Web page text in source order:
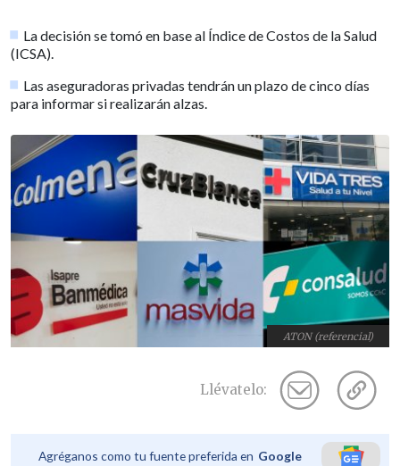
La decisión se tomó en base al Índice de Costos de la Salud
(ICSA).
Las aseguradoras privadas tendrán un plazo de cinco días
para informar si realizarán alzas.
ATON (referencial)
Llévatelo:
Agréganos como tu fuente preferida en Google